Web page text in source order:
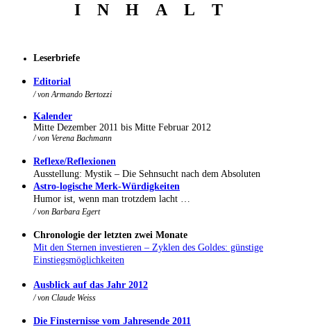
I N H A L T
Leserbriefe
Editorial
/ von Armando Bertozzi
Kalender
Mitte Dezember 2011 bis Mitte Februar 2012
/ von Verena Bachmann
Reflexe/Reflexionen
Ausstellung: Mystik – Die Sehnsucht nach dem Absoluten
Astro-logische Merk-Würdigkeiten
Humor ist, wenn man trotzdem lacht …
/ von Barbara Egert
Chronologie der letzten zwei Monate
Mit den Sternen investieren – Zyklen des Goldes: günstige
Einstiegsmöglichkeiten
Ausblick auf das Jahr 2012
/ von Claude Weiss
Die Finsternisse vom Jahresende 2011